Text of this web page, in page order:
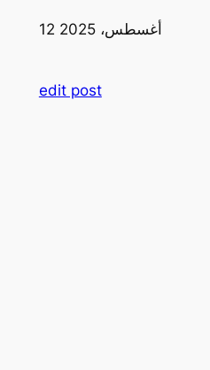
12 أغسطس، 2025
edit post